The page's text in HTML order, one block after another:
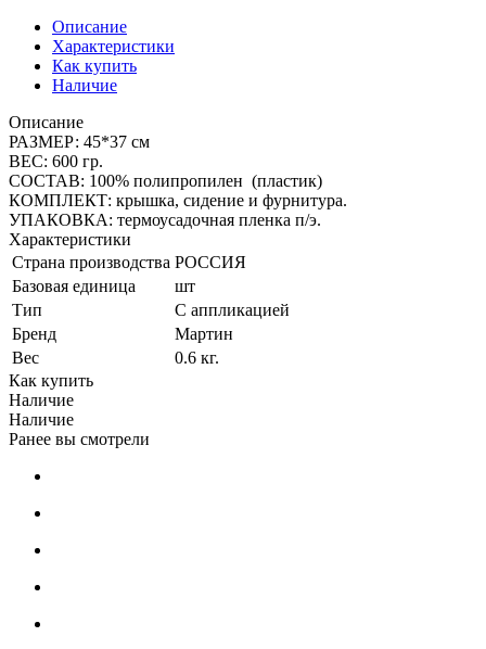
Описание
Характеристики
Как купить
Наличие
Описание
РАЗМЕР: 45*37 см
ВЕС: 600 гр.
СОСТАВ: 100% полипропилен (пластик)
КОМПЛЕКТ: крышка, сидение и фурнитура.
УПАКОВКА: термоусадочная пленка п/э.
Характеристики
Страна производства РОССИЯ
Базовая единица
шт
Тип
С аппликацией
Бренд
Мартин
Вес
0.6 кг.
Как купить
Наличие
Наличие
Ранее вы смотрели